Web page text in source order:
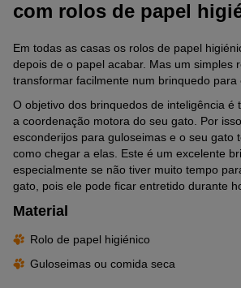
com rolos de papel
Em todas as casas os rolos de papel
depois de o papel acabar. Mas um simples
transformar facilmente num brinquedo para
O objetivo dos brinquedos de inteligência é
a coordenação motora do seu gato. Por
esconderijos para guloseimas e o seu gato
como chegar a elas. Este é um excelente
especialmente se não tiver muito tempo
gato, pois ele pode ficar entretido durante
Material
Rolo de papel higiénico
Guloseimas ou comida seca